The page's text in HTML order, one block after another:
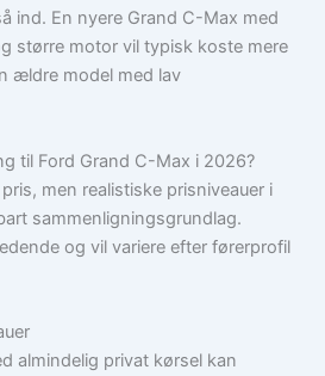
ind. En nyere Grand C-Max med
større motor vil typisk koste mere
ældre model med lav
til Ford Grand C-Max i 2026?
men realistiske prisniveauer i
sammenligningsgrundlag.
og vil variere efter førerprofil
almindelig privat kørsel kan